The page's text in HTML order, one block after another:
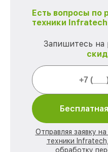
Есть вопросы по
техники
Запишитесь на
Отправляя заявку
техники
обработку